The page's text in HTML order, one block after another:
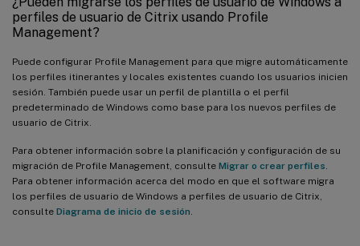
perfiles de usuario de Citrix usando Profile
Management?
Puede configurar Profile Management para que migre automáticamente
los perfiles itinerantes y locales existentes cuando los usuarios inicien
sesión. También puede usar un perfil de plantilla o el perfil
predeterminado de Windows como base para los nuevos perfiles de
usuario de Citrix.
Para obtener información sobre la planificación y configuración de su
migración de Profile Management, consulte Migrar o crear perfiles
Para obtener información acerca del modo en que el software migra
los perfiles de usuario de Windows a perfiles de usuario de Citrix,
consulte Diagrama de inicio de sesión